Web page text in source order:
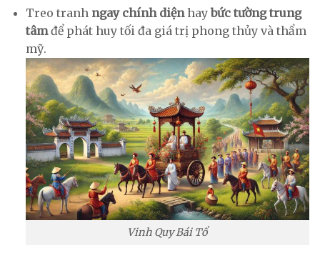
Treo tranh ngay chính diệnhaybức tường trung
tâmđể phát huy tối đa giá trị phong thủy và thẩm
mỹ.
Vinh Quy Bái Tổ